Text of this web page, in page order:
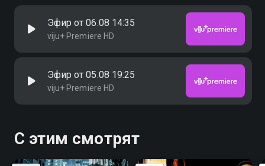
Эфир от 06.08 14:35
viju+ Premiere HD
Эфир от 05.08 19:25
viju+ Premiere HD
С этим смотрят